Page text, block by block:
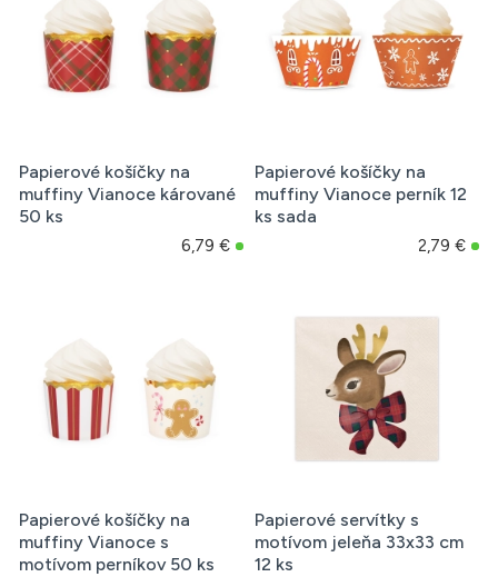
Papierové košíčky na
muffiny Vianoce kárované
50 ks
6,79 €
Papierové košíčky na
muffiny Vianoce perník 12
ks sada
2,79 €
Papierové košíčky na
muffiny Vianoce s
motívom perníkov 50 ks
Papierové servítky s
motívom jeleňa 33x33 cm
12 ks